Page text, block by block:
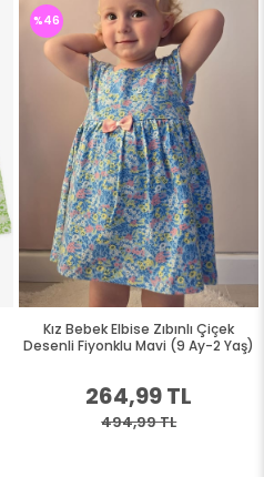
Kız Bebek Elbise Zıbınlı Çiçek
Desenli Fiyonklu Mavi (9 Ay-2 Yaş)
264,99 TL
494,99 TL
%46